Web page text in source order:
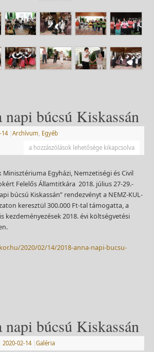
búcsú Kiskassán
14 Archívum, Egyéb
a hozzászólások lehetősége kikapcsolva
Egyházi, Nemzetiségi és Civil
Felelős Államtitkára 2018. július 27-29.-
búcsú Kiskassán” rendezvényt a NEMZ-KUL-
keresztül 300.000 Ft-tal támogatta, a
kezdeményezések 2018. évi költségvetési
2020/02/14/2018-anna-napi-bucsu-
búcsú Kiskassán
2020-02-14 Galéria